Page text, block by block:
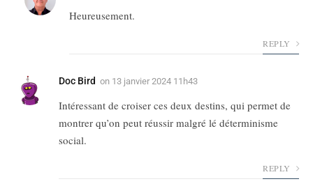
Heureusement.
REPLY
Doc Bird on 13 janvier 2024 11h43
Intéressant de croiser ces deux destins, qui permet de
montrer qu’on peut réussir malgré lé déterminisme
social.
REPLY